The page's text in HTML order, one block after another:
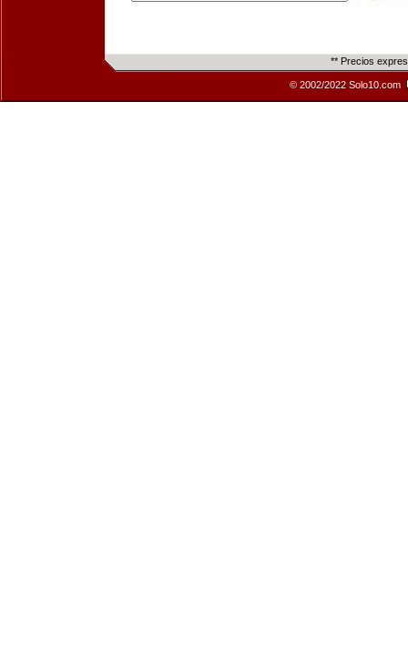
** Precios
© 2002/2022 Solo10.com